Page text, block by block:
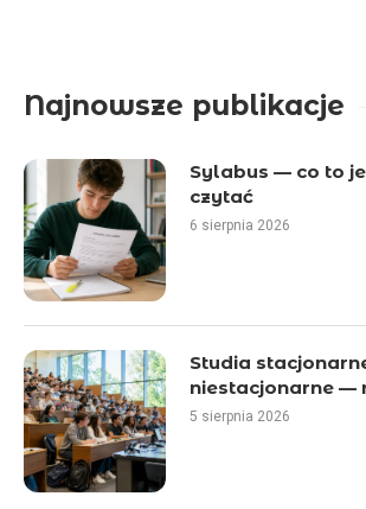
Najnowsze publikacje
Sylabus — co to
czytać
6 sierpnia 2026
Studia
niestacjonarne —
5 sierpnia 2026